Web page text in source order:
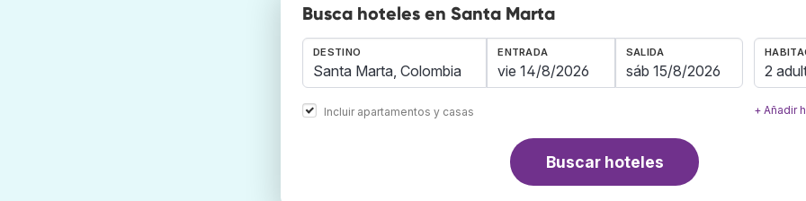
Busca hoteles en Santa Marta
DESTINO
Incluir apartamentos y casas
ENTRADA SALIDA
2
+ Añadir
Buscar hoteles